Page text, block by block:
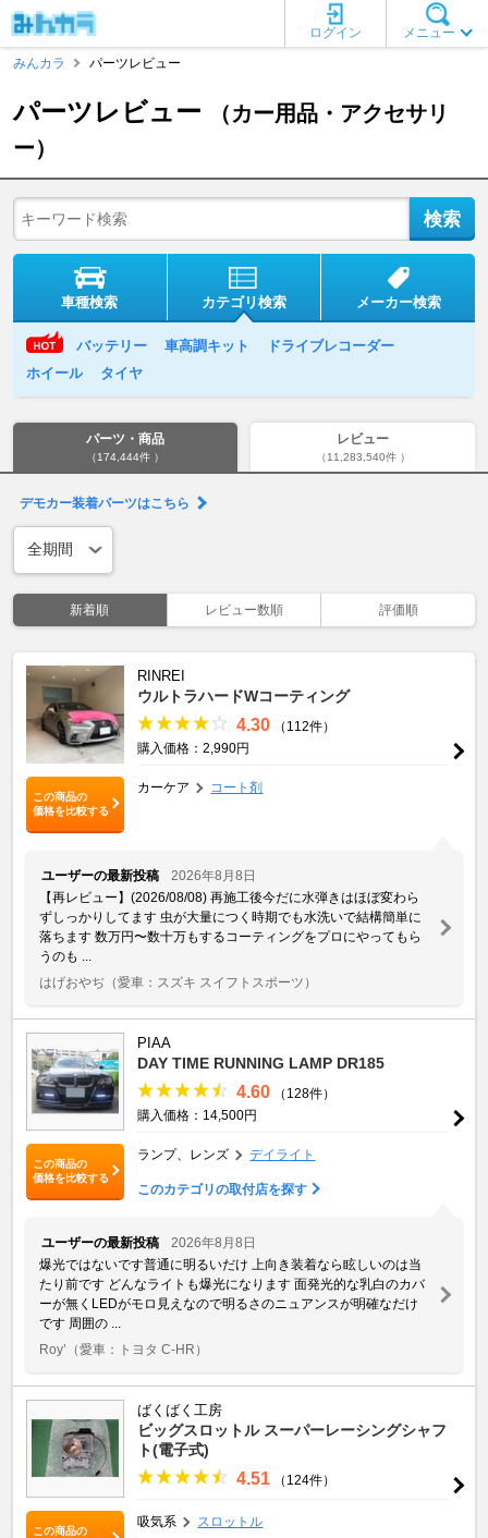
メニュー
ログイン
みんカラ
パーツレビュー
パーツレビュー
（カー用品・アクセサリ
ー）
車種検索 カテゴリ検索 メーカー検索
バッテリー 車高調キット
ドライブレコーダー
ホイール
タイヤ
パーツ・商品
（174,444件 ）
レビュー
（11,283,540件 ）
デモカー装着パーツはこちら
新着順 レビュー数順 評価順
この商品の
価格を比較する
RINREI
ウルトラハードWコーティング
4.30
（112件）
購入価格：2,990円
カーケア コート剤
ユーザーの最新投稿
2026年8月8日
【再レビュー】(2026/08/08) 再施工後今だに水弾きはほぼ変わら
ずしっかりしてます 虫が大量につく時期でも水洗いで結構簡単に
落ちます 数万円〜数十万もするコーティングをプロにやってもら
うのも ...
はげおやぢ （愛車：スズキ スイフトスポーツ）
この商品の
価格を比較する
PIAA
DAY TIME RUNNING LAMP DR185
4.60
（128件）
購入価格：14,500円
ランプ、レンズ デイライト
このカテゴリの取付店を探す
ユーザーの最新投稿
2026年8月8日
爆光ではないです普通に明るいだけ 上向き装着なら眩しいのは当
たり前です どんなライトも爆光になります 面発光的な乳白のカバ
ーが無くLEDがモロ見えなので明るさのニュアンスが明確なだけ
です 周囲の ...
Roy’ （愛車：トヨタ C-HR）
この商品の
ばくばく工房
ビッグスロットル スーパーレーシングシャフ
ト(電子式)
4.51 （124件）
吸気系 スロットル